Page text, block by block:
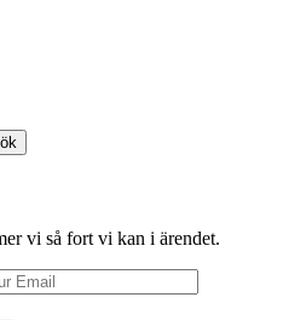
vi så fort vi kan i ärendet.